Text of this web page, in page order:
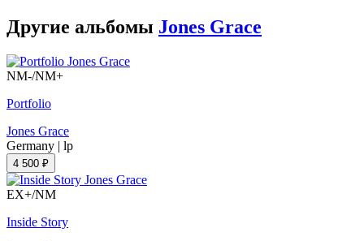
Другие альбомы Jones Grace
NM-/NM+
Portfolio
Jones Grace
Germany | lp
4 500 ₽
EX+/NM
Inside Story